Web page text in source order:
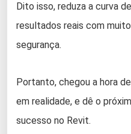
Dito isso, reduza a curva
resultados reais com
segurança.
Portanto, chegou a hora
em realidade, e dê o
sucesso no Revit.